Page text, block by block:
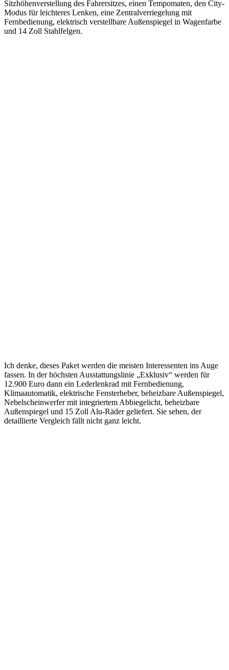
Sitzhöhenverstellung des Fahrersitzes, einen Tempomaten, den City-
Modus für leichteres Lenken, eine Zentralverriegelung mit
Fernbedienung, elektrisch verstellbare Außenspiegel in Wagenfarbe
und 14 Zoll Stahlfelgen.
Ich denke, dieses Paket werden die meisten Interessenten ins Auge
fassen. In der höchsten Ausstattungslinie „Exklusiv“ werden für
12.900 Euro dann ein Lederlenkrad mit Fernbedienung,
Klimaautomatik, elektrische Fensterheber, beheizbare Außenspiegel,
Nebelscheinwerfer mit integriertem Abbiegelicht, beheizbare
Außenspiegel und 15 Zoll Alu-Räder geliefert. Sie sehen, der
detaillierte Vergleich fällt nicht ganz leicht.